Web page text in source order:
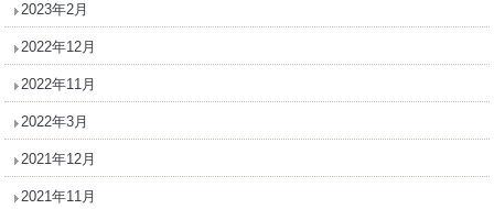
2023年2月
2022年12月
2022年11月
2022年3月
2021年12月
2021年11月